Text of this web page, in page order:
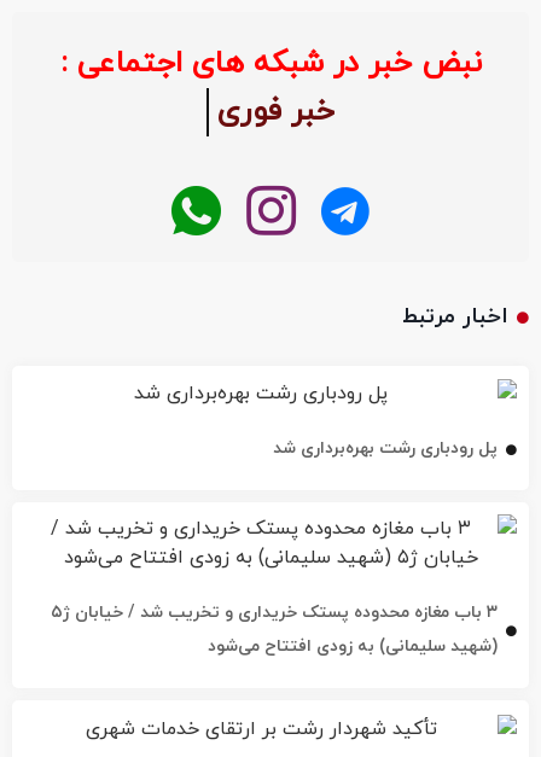
نبض خبر در شبکه های اجتماعی :
خبر فوری
اخبار مرتبط
پل رودباری رشت بهره‌برداری شد
۳ باب مغازه محدوده پستک خریداری و تخریب شد / خیابان ژ۵
(شهید سلیمانی) به زودی افتتاح می‌شود